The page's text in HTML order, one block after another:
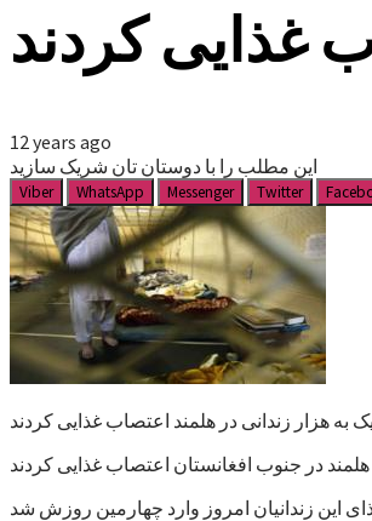
غذایی کردند
12 years ago
این مطلب را با دوستان تان شریک سازید
Viber WhatsApp Messenger Twitter
به هزار زندانی در هلمند اعتصاب غذایی کردند